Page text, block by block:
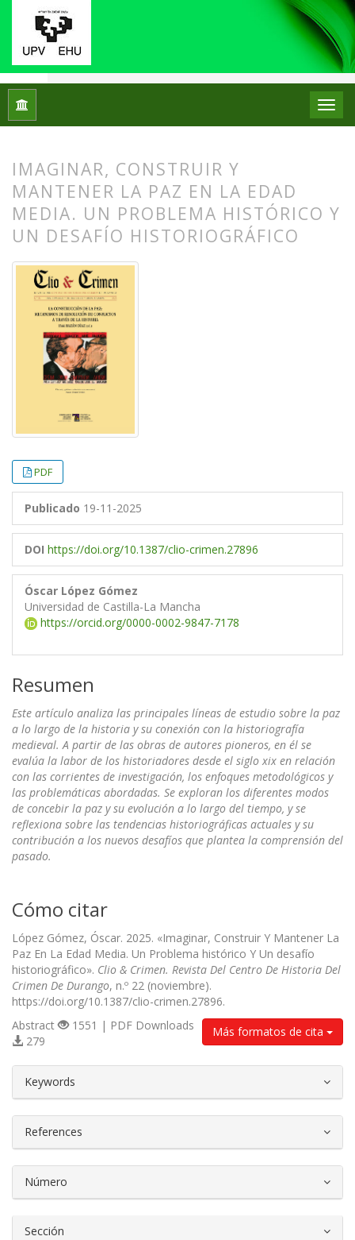
Inicio Núm. 22 (2025): La construcción de la
IMAGINAR, CONSTRUIR Y
MANTENER LA PAZ EN LA EDAD
MEDIA. UN PROBLEMA HISTÓRICO Y
UN DESAFÍO HISTORIOGRÁFICO
PDF
Publicado 19-11-2025
DOI https://doi.org/10.1387/clio-crimen.27896
Óscar López Gómez
Universidad de Castilla-La Mancha
https://orcid.org/0000-0002-9847-7178
Resumen
Este artículo analiza las principales líneas de estudio sobre la paz
a lo largo de la historia y su conexión con la historiografía
medieval. A partir de las obras de autores pioneros, en él se
evalúa la labor de los historiadores desde el siglo xix en relación
con las corrientes de investigación, los enfoques metodológicos y
las problemáticas abordadas. Se exploran los diferentes modos
de concebir la paz y su evolución a lo largo del tiempo, y se
reflexiona sobre las tendencias historiográficas actuales y su
contribución a los nuevos desafíos que plantea la comprensión del
pasado.
Cómo citar
López Gómez, Óscar. 2025. «Imaginar, Construir Y Mantener La
Paz En La Edad Media. Un Problema histórico Y Un desafío
historiográfico». Clio & Crimen. Revista Del Centro De Historia Del
Crimen De Durango, n.º 22 (noviembre).
https://doi.org/10.1387/clio-crimen.27896.
Más formatos de cita
Abstract
1551 | PDF Downloads
279
Keywords
References
Número
Sección